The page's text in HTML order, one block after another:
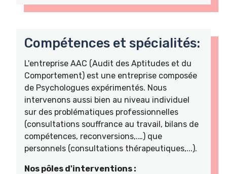
Compétences et spécialités:
L'entreprise AAC (Audit des Aptitudes et du
Comportement) est une entreprise composée
de Psychologues expérimentés. Nous
intervenons aussi bien au niveau individuel
sur des problématiques professionnelles
(consultations souffrance au travail, bilans de
compétences, reconversions,.…) que
personnels (consultations thérapeutiques,...).
Nos pôles d'interventions :